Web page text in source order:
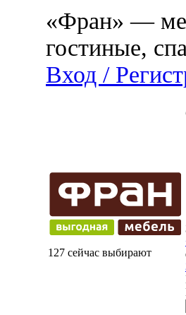
«Фран» —
гостиные,
Вход /
127 сейчас выбирают